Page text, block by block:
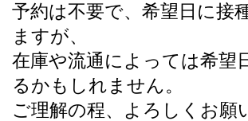
予約は不要で、希望日に接
ますが、
在庫や流通によっては希望
るかもしれません。
ご理解の程、よろしくお願